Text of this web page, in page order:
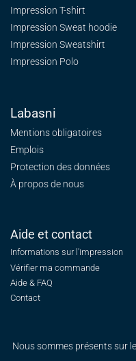
Impression T-shirt
Impression Sweat hoodie
Impression Sweatshirt
Impression Polo
Labasni
Mentions obligatoires
Emplois
Protection des données
À propos de nous
Aide et contact
Informations sur l'impression
Vérifier ma commande
Aide & FAQ
Contact
Nous sommes présents sur